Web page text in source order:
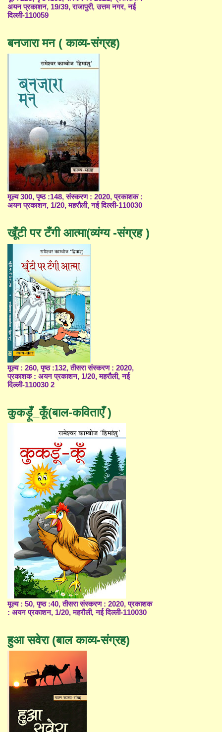
अयन प्रकाशन, 19/39, राजापुरी, उत्तम नगर, नई
दिल्ली-110059
बनजारा मन ( काव्य-संग्रह)
मूल्य 300, पृष्ठ :148, संस्करण : 2020, प्रकाशक :
अयन प्रकाशन, 1/20, महरौली, नई दिल्ली-110030
खूँटी पर टँगी आत्मा(व्यंग्य -संग्रह )
मूल्य : 260, पृष्ठ :132, तीसरा संस्करण : 2020,
प्रकाशक : अयन प्रकाशन, 1/20, महरौली, नई
दिल्ली-110030 2
कुकड़ूँ_कूँ(बाल-कविताएँ )
मूल्य : 50, पृष्ठ :40, तीसरा संस्करण : 2020, प्रकाशक
: अयन प्रकाशन, 1/20, महरौली, नई दिल्ली-110030
हुआ सवेरा (बाल काव्य-संग्रह)